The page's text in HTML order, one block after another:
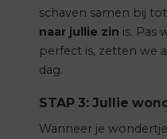
schaven samen bij
naar jullie zin is. Pas
perfect is, zetten we
dag.
STAP 3: Jullie
Wanneer je